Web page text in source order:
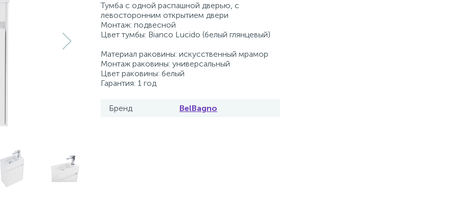
Тумба с одной распашной дверью, с
левосторонним открытием двери
Монтаж: подвесной
Цвет тумбы: Bianco Lucido (белый глянцевый)
Материал раковины: искусственный мрамор
Монтаж раковины: универсальный
Цвет раковины: белый
Гарантия: 1 год
Бренд BelBagno